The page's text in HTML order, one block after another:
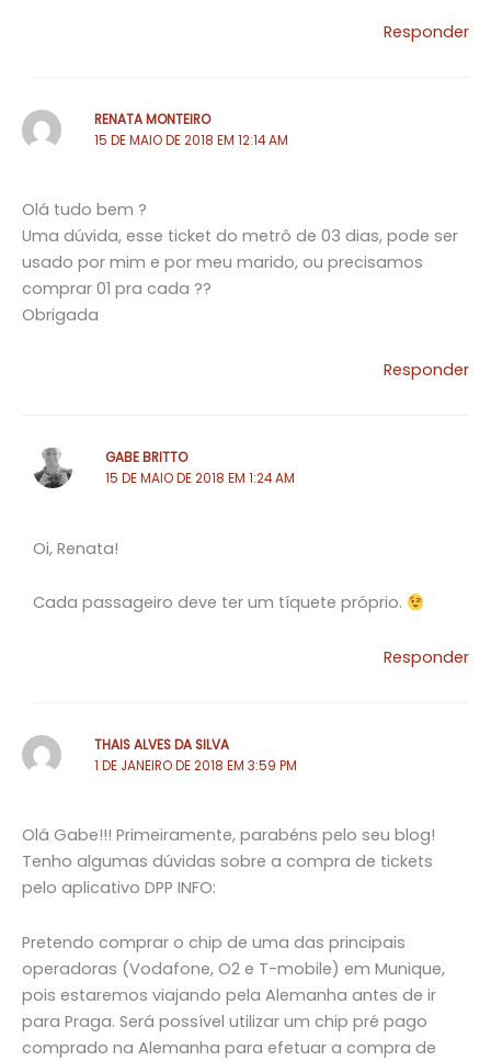
Responder
RENATA MONTEIRO
15 DE MAIO DE 2018 EM 12:14 AM
Olá tudo bem ?
Uma dúvida, esse ticket do metrô de 03 dias, pode ser
usado por mim e por meu marido, ou precisamos
comprar 01 pra cada ??
Obrigada
Responder
GABE BRITTO
15 DE MAIO DE 2018 EM 1:24 AM
Oi, Renata!
Cada passageiro deve ter um tíquete próprio.
Responder
THAIS ALVES DA SILVA
1 DE JANEIRO DE 2018 EM 3:59 PM
Olá Gabe!!! Primeiramente, parabéns pelo seu blog!
Tenho algumas dúvidas sobre a compra de tickets
pelo aplicativo DPP INFO:
Pretendo comprar o chip de uma das principais
operadoras (Vodafone, O2 e T-mobile) em Munique,
pois estaremos viajando pela Alemanha antes de ir
para Praga. Será possível utilizar um chip pré pago
comprado na Alemanha para efetuar a compra de